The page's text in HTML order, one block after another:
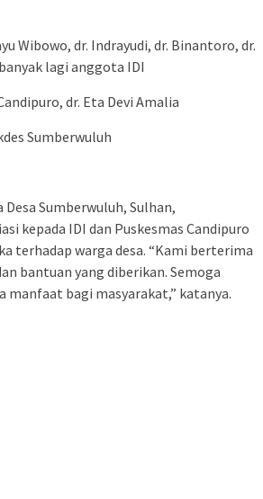
Wibowo, dr. Indrayudi, dr. Binantoro, dr.
lagi anggota IDI
dr. Eta Devi Amalia
Sumberwuluh
Sumberwuluh, Sulhan,
kepada IDI dan Puskesmas Candipuro
terhadap warga desa. “Kami berterima
bantuan yang diberikan. Semoga
manfaat bagi masyarakat,” katanya.